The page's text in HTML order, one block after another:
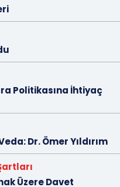
Politikasına İhtiyaç
Dr. Ömer Yıldırım
Üzere Davet